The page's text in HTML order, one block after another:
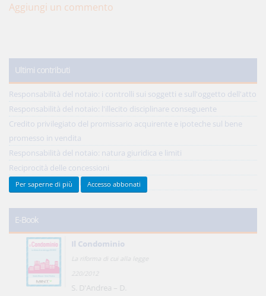
Aggiungi un commento
Ultimi contributi
Responsabilità del notaio: i controlli sui soggetti e sull'oggetto dell'atto
Responsabilità del notaio: l'illecito disciplinare conseguente
Credito privilegiato del promissario acquirente e ipoteche sul bene
promesso in vendita
Responsabilità del notaio: natura giuridica e limiti
Reciprocità delle concessioni
Tutti gli ultimi contributi >
E-Book
Il Condominio
La riforma di cui alla legge
220/2012
S. D'Andrea – D.
anziché570.00€,risparmi il 21%!
48,00 € MENSILI
Acquista ora
Per saperne di più Accesso abbonati